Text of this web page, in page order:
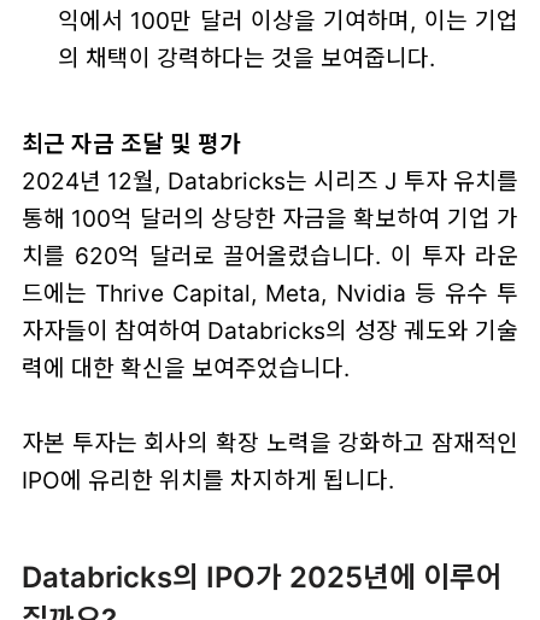
익에서 100만 달러 이상을 기여하며, 이는 기업
의 채택이 강력하다는 것을 보여줍니다.
최근 자금 조달 및 평가
2024년 12월, Databricks는 시리즈 J 투자 유치를
통해 100억 달러의 상당한 자금을 확보하여 기업 가
치를 620억 달러로 끌어올렸습니다. 이 투자 라운
드에는 Thrive Capital, Meta, Nvidia 등 유수 투
자자들이 참여하여 Databricks의 성장 궤도와 기술
력에 대한 확신을 보여주었습니다.
자본 투자는 회사의 확장 노력을 강화하고 잠재적인
IPO에 유리한 위치를 차지하게 됩니다.
Databricks의 IPO가 2025년에 이루어